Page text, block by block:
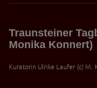
Traunsteiner
Monika Konnert)
Kuratorin Ulrike Laufer (c) M.